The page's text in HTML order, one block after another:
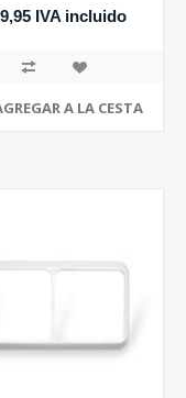
IVA incluido
A LA CESTA